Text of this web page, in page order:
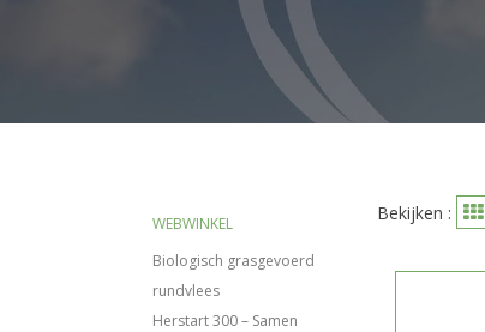
WEBWINKEL
Biologisch grasgevoerd
rundvlees
Herstart 300 – Samen
Bekijken :